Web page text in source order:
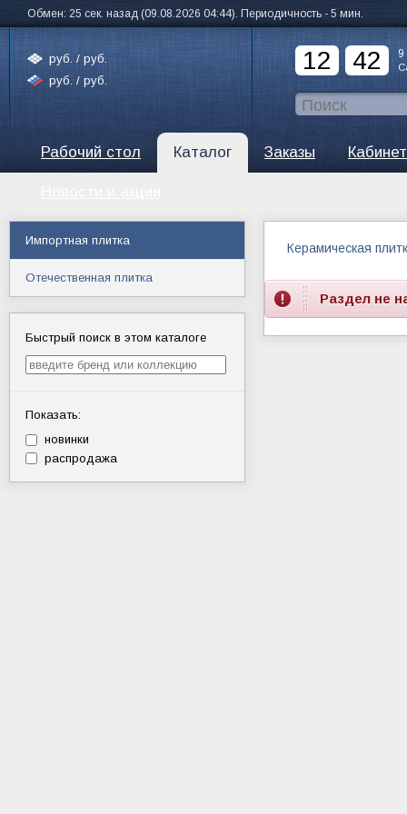
Обмен: 25 сек. назад (09.08.2026 04:44). Периодичность - 5 мин.
руб. / руб.
руб. / руб.
12 42 9
Рабочий стол Каталог Заказы Кабинет
Керамическая
Раздел не
Импортная плитка
Отечественная плитка
Быстрый поиск в этом каталоге
Показать:
новинки
распродажа